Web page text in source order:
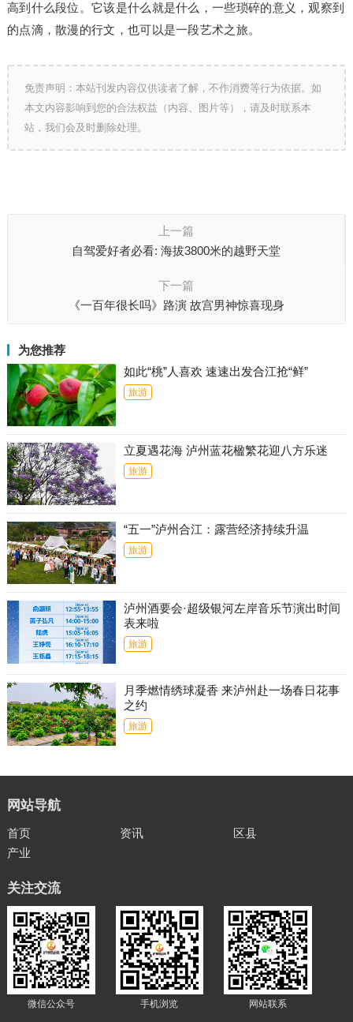
高到什么段位。它该是什么就是什么，一些琐碎的意义，观察到
的点滴，散漫的行文，也可以是一段艺术之旅。
免责声明：本站刊发内容仅供读者了解，不作消费等行为依据。如
本文内容影响到您的合法权益（内容、图片等），请及时联系本
站，我们会及时删除处理。
上一篇
自驾爱好者必看: 海拔3800米的越野天堂
下一篇
《一百年很长吗》路演 故宫男神惊喜现身
为您推荐
如此“桃”人喜欢 速速出发合江抢“鲜”
旅游
立夏遇花海 泸州蓝花楹繁花迎八方乐迷
旅游
“五一”泸州合江：露营经济持续升温
旅游
泸州酒要会·超级银河左岸音乐节演出时间
表来啦
旅游
月季燃情绣球凝香 来泸州赴一场春日花事
之约
旅游
网站导航
首页 资讯
区县
产业
关注交流
微信公众号 手机浏览 网站联系